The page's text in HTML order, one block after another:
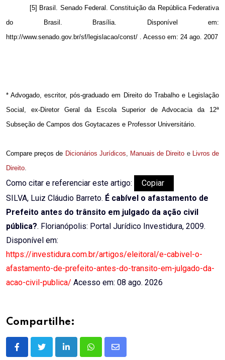
[5] Brasil. Senado Federal. Constituição da República Federativa
do Brasil. Brasília. Disponível em:
http://www.senado.gov.br/sf/legislacao/const/ . Acesso em: 24 ago. 2007
* Advogado, escritor, pós-graduado em Direito do Trabalho e Legislação
Social, ex-Diretor Geral da Escola Superior de Advocacia da 12ª
Subseção de Campos dos Goytacazes e Professor Universitário.
Compare preços de Dicionários Jurídicos, Manuais de Direito e Livros de
Direito.
Como citar e referenciar este artigo:
Copiar
SILVA, Luiz Cláudio Barreto. É cabível o afastamento de
Prefeito antes do trânsito em julgado da ação civil
pública?. Florianópolis: Portal Jurídico Investidura, 2009.
Disponível em:
https://investidura.com.br/artigos/eleitoral/e-cabivel-o-
afastamento-de-prefeito-antes-do-transito-em-julgado-da-
acao-civil-publica/ Acesso em: 08 ago. 2026
Compartilhe:
LinkedInWhatsappShare